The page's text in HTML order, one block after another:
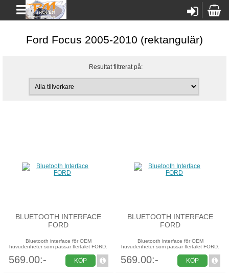
Ford Focus 2005-2010 (rektangulär)
Resultat filtrerat på:
BLUETOOTH INTERFACE
FORD
Bluetooth interface för OEM
huvudenheter som passar flertalet FORD.
569.00:- KÖP
BLUETOOTH INTERFACE
FORD
Bluetooth interface för OEM
huvudenheter som passar flertalet FORD.
569.00:- KÖP